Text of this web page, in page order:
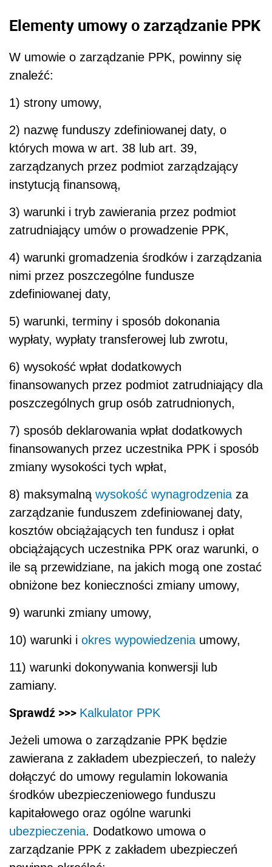
Elementy umowy o zarządzanie PPK
W umowie o zarządzanie PPK, powinny się
znaleźć:
1) strony umowy,
2) nazwę funduszy zdefiniowanej daty, o
których mowa w art. 38 lub art. 39,
zarządzanych przez podmiot zarządzający
instytucją finansową,
3) warunki i tryb zawierania przez podmiot
zatrudniający umów o prowadzenie PPK,
4) warunki gromadzenia środków i zarządzania
nimi przez poszczególne fundusze
zdefiniowanej daty,
5) warunki, terminy i sposób dokonania
wypłaty, wypłaty transferowej lub zwrotu,
6) wysokość wpłat dodatkowych
finansowanych przez podmiot zatrudniający dla
poszczególnych grup osób zatrudnionych,
7) sposób deklarowania wpłat dodatkowych
finansowanych przez uczestnika PPK i sposób
zmiany wysokości tych wpłat,
8) maksymalną wysokość wynagrodzenia za
zarządzanie funduszem zdefiniowanej daty,
kosztów obciążających ten fundusz i opłat
obciążających uczestnika PPK oraz warunki, o
ile są przewidziane, na jakich mogą one zostać
obniżone bez konieczności zmiany umowy,
9) warunki zmiany umowy,
10) warunki i okres wypowiedzenia umowy,
11) warunki dokonywania konwersji lub
zamiany.
Sprawdź >>> Kalkulator PPK
Jeżeli umowa o zarządzanie PPK będzie
zawierana z zakładem ubezpieczeń, to należy
dołączyć do umowy regulamin lokowania
środków ubezpieczeniowego funduszu
kapitałowego oraz ogólne warunki
ubezpieczenia. Dodatkowo umowa o
zarządzanie PPK z zakładem ubezpieczeń